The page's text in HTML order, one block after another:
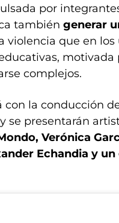
por
también generar
violencia que en
motivada
complejos.
con la conducción
se presentarán
Verónica
Echandia y